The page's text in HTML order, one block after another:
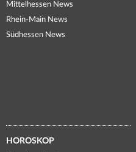
Mittelhessen News
Rhein-Main News
Südhessen News
HOROSKOP